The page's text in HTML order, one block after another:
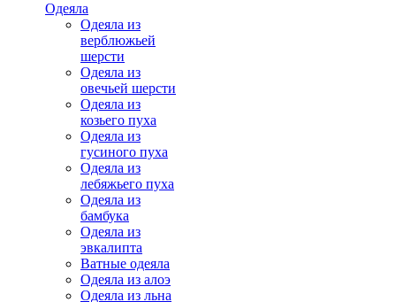
Одеяла
Одеяла из
верблюжьей
шерсти
Одеяла из
овечьей шерсти
Одеяла из
козьего пуха
Одеяла из
гусиного пуха
Одеяла из
лебяжьего пуха
Одеяла из
бамбука
Одеяла из
эвкалипта
Ватные одеяла
Одеяла из алоэ
Одеяла из льна